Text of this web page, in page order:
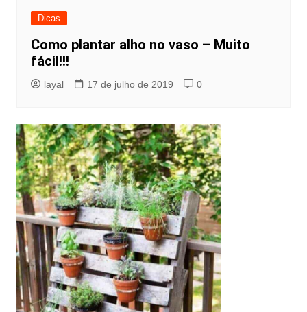
Dicas
Como plantar alho no vaso – Muito
fácil!!!
layal 17 de julho de 2019 0